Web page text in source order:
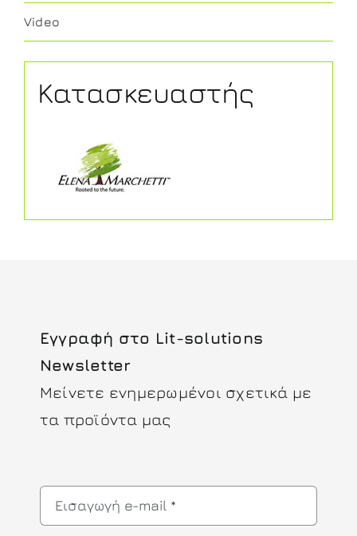
Video
Κατασκευαστής
Εγγραφή στο Lit-solutions
Newsletter
Μείνετε ενημερωμένοι σχετικά με
τα προϊόντα μας